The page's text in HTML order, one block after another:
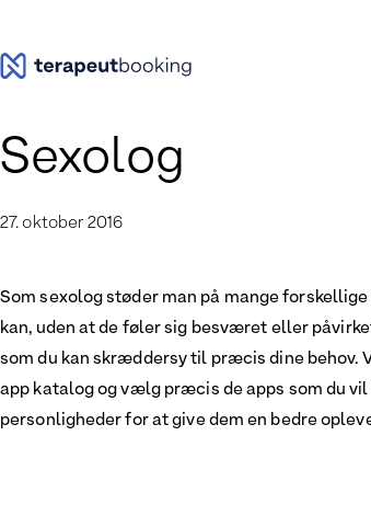
indhold
Sexolog
27. oktober 2016
Som sexolog støder man på mange
kan, uden at de føler sig besværet eller
som du kan skræddersy til præcis dine behov.
app katalog og vælg præcis de apps som du vil
personligheder for at give dem en bedre